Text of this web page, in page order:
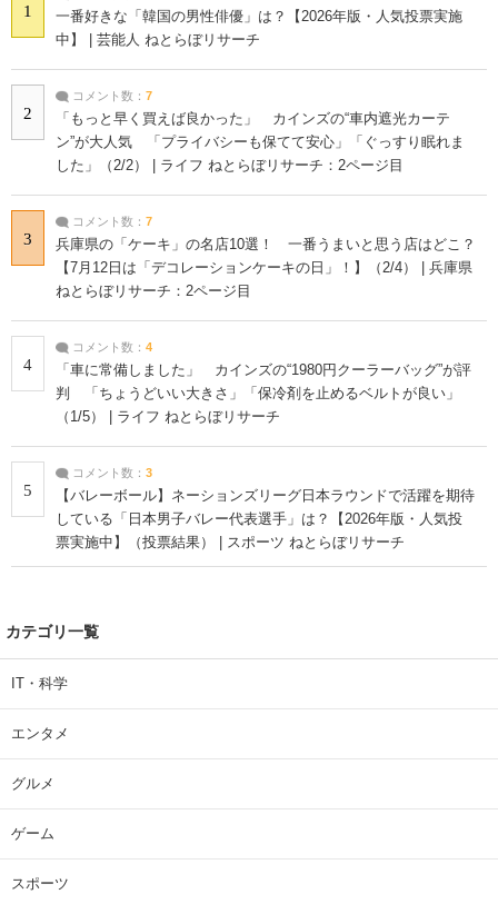
1
一番好きな「韓国の男性俳優」は？【2026年版・人気投票実施
中】 | 芸能人 ねとらぼリサーチ
2
コメント数： 7
「もっと早く買えば良かった」 カインズの“車内遮光カーテ
ン”が大人気 「プライバシーも保てて安心」「ぐっすり眠れま
した」（2/2） | ライフ ねとらぼリサーチ：2ページ目
3
コメント数： 7
兵庫県の「ケーキ」の名店10選！ 一番うまいと思う店はどこ？
【7月12日は「デコレーションケーキの日」！】（2/4） | 兵庫県
ねとらぼリサーチ：2ページ目
4
コメント数： 4
「車に常備しました」 カインズの“1980円クーラーバッグ”が評
判 「ちょうどいい大きさ」「保冷剤を止めるベルトが良い」
（1/5） | ライフ ねとらぼリサーチ
5
コメント数： 3
【バレーボール】ネーションズリーグ日本ラウンドで活躍を期待
している「日本男子バレー代表選手」は？【2026年版・人気投
票実施中】（投票結果） | スポーツ ねとらぼリサーチ
カテゴリ一覧
IT・科学
エンタメ
グルメ
ゲーム
スポーツ